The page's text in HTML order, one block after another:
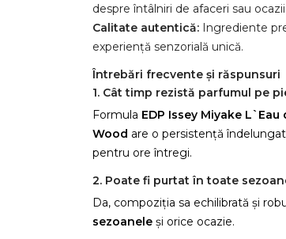
despre întâlniri de afaceri sau
Calitate autentică: Ingrediente
experiență senzorială unică.
Întrebări frecvente și răspunsuri
1. Cât timp rezistă parfumul pe
Formula EDP Issey Miyake
Wood are o persistență
pentru ore întregi.
2. Poate fi purtat în toate
Da, compoziția sa echilibrată și
sezoanele și orice ocazie.